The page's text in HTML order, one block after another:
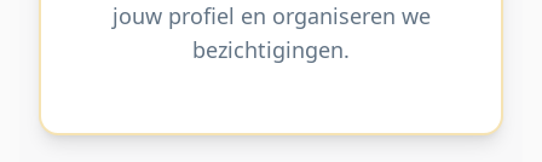
jouw profiel en organiseren we
bezichtigingen.